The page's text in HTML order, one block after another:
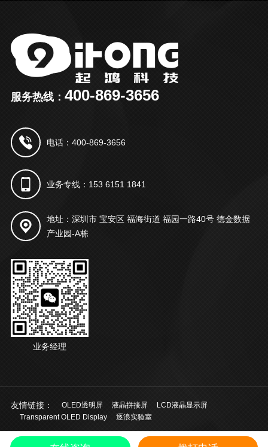
服务热线： 400-869-3656
电话：400-869-3656
业务专线：153 6151 1841
地址：深圳市 宝安区 福海街道 福园一路40号 德金数据
产业园-A栋
业务经理
友情链接： OLED透明屏 液晶拼接屏
LCD液晶显示屏
Transparent OLED Display
逐浪实验室
© 2021 深圳市起鸿科技有限公司 版权所有粤ICP备20028924号 中文/